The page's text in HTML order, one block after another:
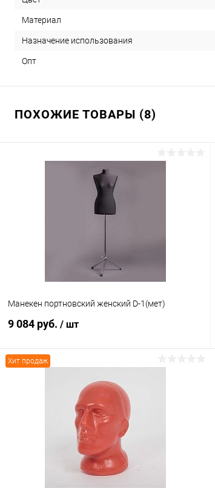
Материал
Назначение использования
Опт
ПОХОЖИЕ ТОВАРЫ (8)
Манекен портновский женский D-1(мет)
9 084 руб. / шт
Купить в 1 клик Сравнение
Под заказ
Хит продаж